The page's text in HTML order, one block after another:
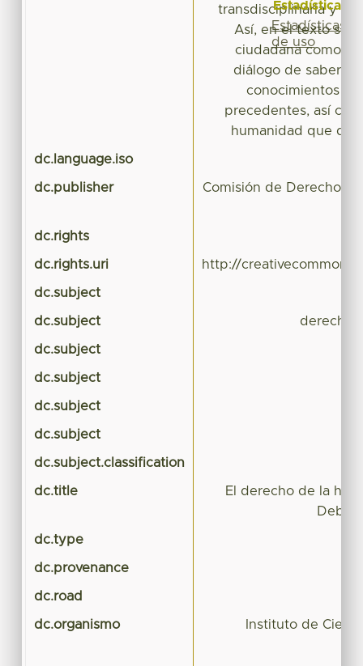
transdisciplinaria y
Así, en el texto se
ciudadana como
diálogo de saberes
conocimientos de
precedentes, así
humanidad que
dc.language.iso
dc.publisher Comisión de Derechos
dc.rights
dc.rights.uri http://
dc.subject
dc.subject derecho
dc.subject
dc.subject
dc.subject
dc.subject
dc.subject.classification
dc.title
El derecho de la
dc.type
dc.provenance
dc.road
dc.organismo Instituto de
Estadísticas
Estadísticas
de uso